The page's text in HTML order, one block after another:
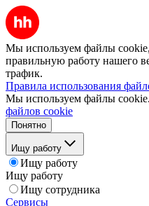
Мы используем файлы
правильную работу нашего
трафик.
Правила использования
Мы используем файлы cookie.
файлов cookie
Понятно
Ищу работу
Ищу работу
Ищу работу
Ищу сотрудника
Сервисы